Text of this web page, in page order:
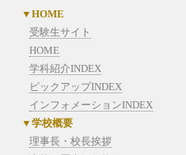
HOME
受験生サイト
HOME
学科紹介INDEX
ピックアップINDEX
インフォメーションINDEX
学校概要
理事長・校長挨拶